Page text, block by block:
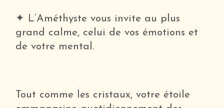
✦ L’Améthyste vous invite au plus
grand calme, celui de vos émotions et
de votre mental.
Tout comme les cristaux, votre étoile